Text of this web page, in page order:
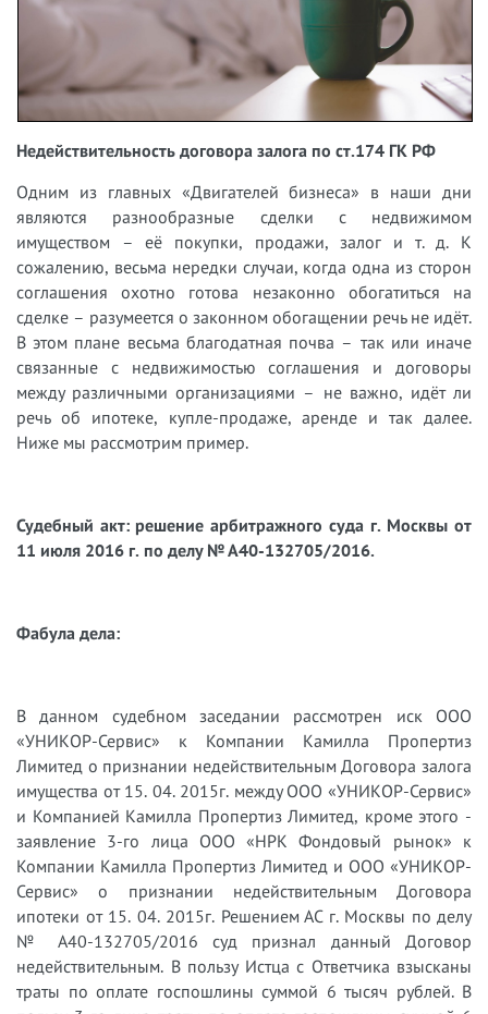
Недействительность договора залога по ст.174 ГК РФ
Одним из главных «Двигателей бизнеса» в наши дни
являются разнообразные сделки с недвижимом
имуществом – её покупки, продажи, залог и т. д. К
сожалению, весьма нередки случаи, когда одна из сторон
соглашения охотно готова незаконно обогатиться на
сделке – разумеется о законном обогащении речь не идёт.
В этом плане весьма благодатная почва – так или иначе
связанные с недвижимостью соглашения и договоры
между различными организациями – не важно, идёт ли
речь об ипотеке, купле-продаже, аренде и так далее.
Ниже мы рассмотрим пример.
Судебный акт: решение арбитражного суда г. Москвы от
11 июля 2016 г. по делу № А40-132705/2016.
Фабула дела:
В данном судебном заседании рассмотрен иск ООО
«УНИКОР-Сервис» к Компании Камилла Пропертиз
Лимитед о признании недействительным Договора залога
имущества от 15. 04. 2015г. между ООО «УНИКОР-Сервис»
и Компанией Камилла Пропертиз Лимитед, кроме этого -
заявление 3-го лица ООО «НРК Фондовый рынок» к
Компании Камилла Пропертиз Лимитед и ООО «УНИКОР-
Сервис» о признании недействительным Договора
ипотеки от 15. 04. 2015г. Решением АС г. Москвы по делу
№ А40-132705/2016 суд признал данный Договор
недействительным. В пользу Истца с Ответчика взысканы
траты по оплате госпошлины суммой 6 тысяч рублей. В